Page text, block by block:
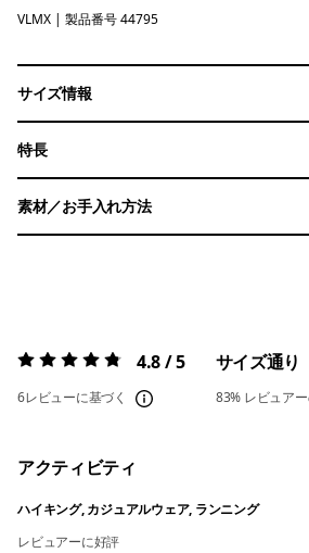
Vellum Green - Light Vellum Green X-Dye
VLMX | 製品番号 44795
サイズ情報
特長
素材／お手入れ方法
評価:4.8 / 5 4.8 / 5
6レビューに基づく
サイズ通り
83% レビュア
アクティビティ
ハイキング, カジュアルウェア, ランニング
レビュアーに好評